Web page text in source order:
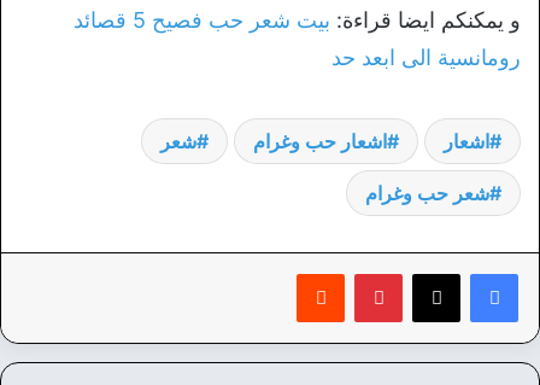
و يمكنكم ايضا قراءة:
بيت شعر حب فصيح 5 قصائد
رومانسية الى ابعد حد
اشعار اشعار حب وغرام شعر
شعر حب وغرام
بينتيريست